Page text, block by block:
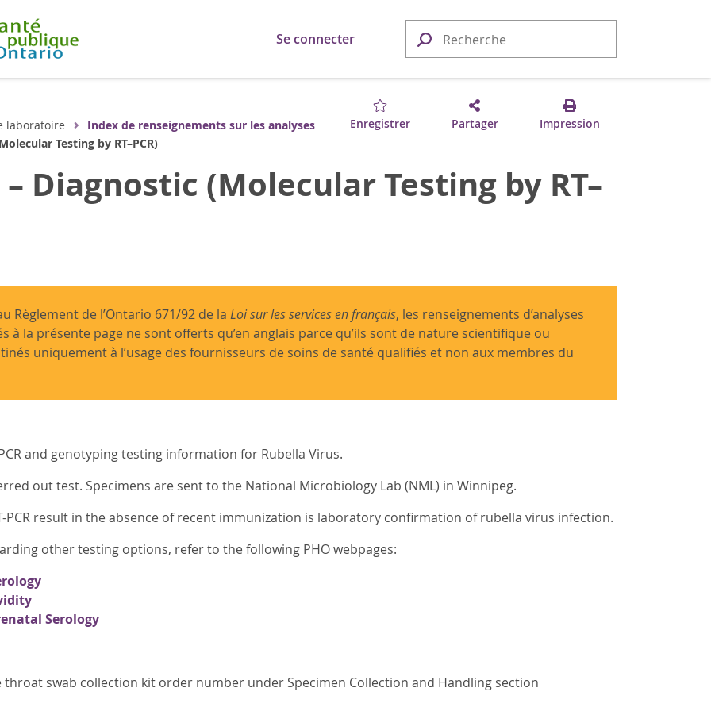
Se connecter
Enregistrer Partager Impression
laboratoire
Index de renseignements sur les analyses
Testing by RT–PCR)
Diagnostic (Molecular Testing by RT–
Règlement de l’Ontario 671/92 de la Loi sur les services en français, les renseignements d’analyses
à la présente page ne sont offerts qu’en anglais parce qu’ils sont de nature scientifique ou
uniquement à l’usage des fournisseurs de soins de santé qualifiés et non aux membres du
and genotyping testing information for Rubella Virus.
out test. Specimens are sent to the National Microbiology Lab (NML) in Winnipeg.
PCR result in the absence of recent immunization is laboratory confirmation of rubella virus infection.
other testing options, refer to the following PHO webpages:
Serology
throat swab collection kit order number under Specimen Collection and Handling section